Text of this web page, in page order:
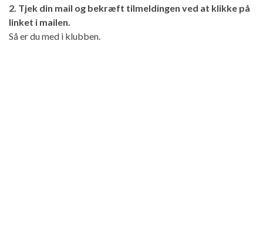
2. Tjek din mail og bekræft tilmeldingen ved at klikke på
linket i mailen.
Så er du med i klubben.